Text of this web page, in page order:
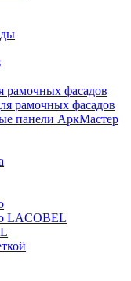
фасадов
рамочных фасадов
панели АркМастер
LACOBEL